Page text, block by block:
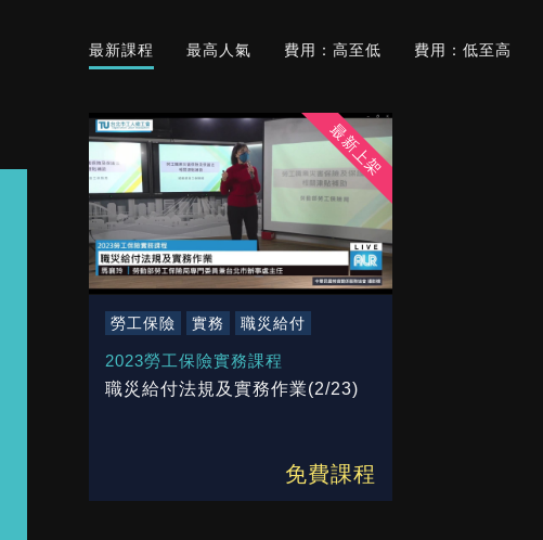
最新課程 最高人氣 費用：高至低 費用：低至高
最新上架
勞工保險 實務 職災給付
2023勞工保險實務課程
職災給付法規及實務作業(2/23)
免費課程